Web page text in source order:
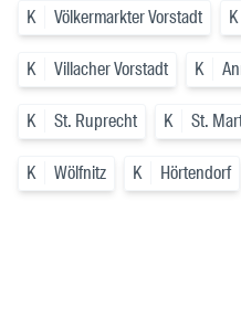
K Völkermarkter Vorstadt K
K Villacher Vorstadt K
K St. Ruprecht K St.
K Wölfnitz K Hörtendorf